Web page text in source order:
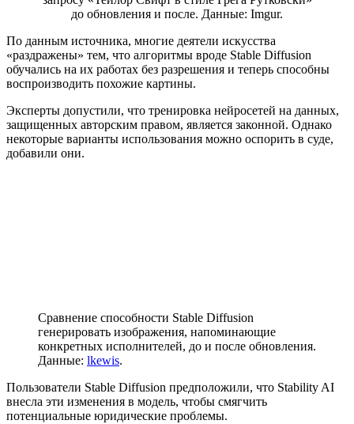
до обновления и после. Данные: Imgur.
По данным источника, многие деятели искусства
«раздражены» тем, что алгоритмы вроде Stable Diffusion
обучались на их работах без разрешения и теперь способны
воспроизводить похожие картины.
Эксперты допустили, что тренировка нейросетей на данных,
защищенных авторским правом, является законной. Однако
некоторые варианты использования можно оспорить в суде,
добавили они.
Сравнение способности Stable Diffusion
генерировать изображения, напоминающие
конкретных исполнителей, до и после обновления.
Данные: lkewis.
Пользователи Stable Diffusion предположили, что Stability AI
внесла эти изменения в модель, чтобы смягчить
потенциальные юридические проблемы.